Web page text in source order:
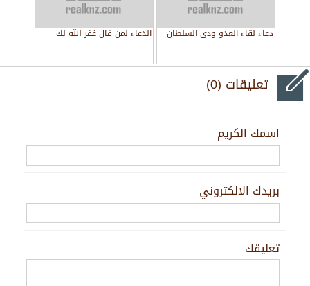
دعاء لقاء العدو وذي السلطان الدعاء لمن قال غفر الله لك
تعليقات (0)
اسمك الكريم
بريدك الالكتروني
تعليقك